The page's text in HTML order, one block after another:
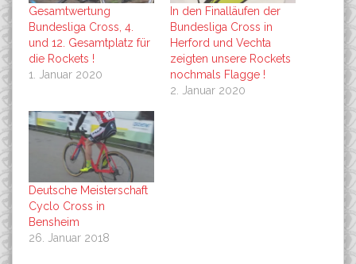
Gesamtwertung
Bundesliga Cross, 4.
und 12. Gesamtplatz für
die Rockets !
1. Januar 2020
In den Finalläufen der
Bundesliga Cross in
Herford und Vechta
zeigten unsere Rockets
nochmals Flagge !
2. Januar 2020
Deutsche Meisterschaft
Cyclo Cross in
Bensheim
26. Januar 2018